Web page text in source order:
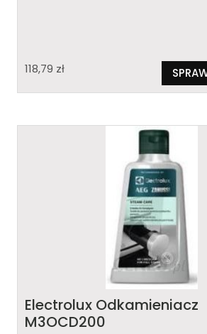
118,79 zł
Electrolux Odkamieniacz
M3OCD200